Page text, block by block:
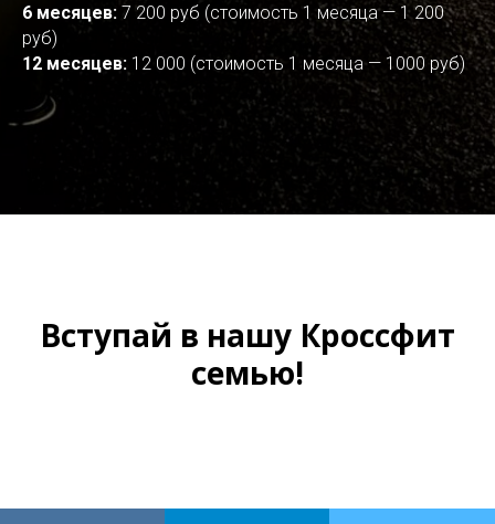
6 месяцев: 7 200 руб (стоимость 1 месяца — 1 200
руб)
12 месяцев: 12 000 (стоимость 1 месяца — 1000 руб)
Вступай в нашу Кроссфит
семью!